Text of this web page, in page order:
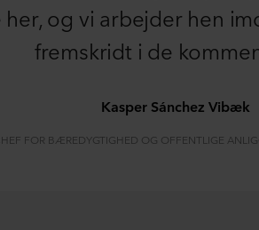
her, og vi arbejder hen
fremskridt i de
Kasper Sánchez Vibæk
FOR BÆREDYGTIGHED OG OFFENTLIGE